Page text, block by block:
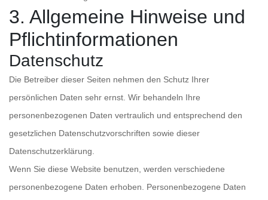
3. Allgemeine Hinweise und
Pflicht­informationen
Datenschutz
Die Betreiber dieser Seiten nehmen den Schutz Ihrer
persönlichen Daten sehr ernst. Wir behandeln Ihre
personenbezogenen Daten vertraulich und entsprechend den
gesetzlichen Datenschutzvorschriften sowie dieser
Datenschutzerklärung.
Wenn Sie diese Website benutzen, werden verschiedene
personenbezogene Daten erhoben. Personenbezogene Daten